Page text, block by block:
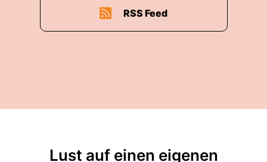
RSS Feed
Lust auf einen eigenen